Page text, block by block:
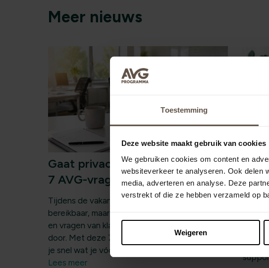
Toestemming
Deze website maakt gebruik van cookies
We gebruiken cookies om content en
websiteverkeer te analyseren. Ook delen
media, adverteren en analyse. Deze
verstrekt of die ze hebben verzameld op
Weigeren
Meer nieuws
Gaat privacy ook met vakantie?
7 AVG-vragen voor de zomer
Tijdens de vakantie zijn collega’s minder
bereikbaar, maar privacyverzoeken, datalekken
en vragen van klanten of leden gaan gewoon
door. Met deze 7 praktische AVG-vragen check
je snel wat je vóór vertrek nog moet regelen.
Lees meer
Op 25
aan
tijd